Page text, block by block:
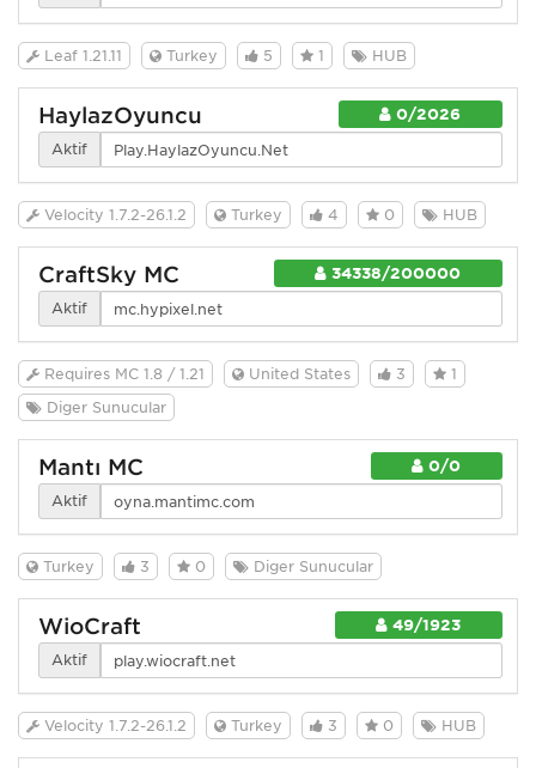
Leaf 1.21.11 Turkey 5 1 HUB
0/2026
HaylazOyuncu
Aktif
Velocity 1.7.2-26.1.2 Turkey 4 0 HUB
34338/200000
CraftSky MC
Aktif
Requires MC 1.8 / 1.21 United States 3
1
Diğer Sunucular
0/0
Mantı MC
Aktif
Turkey 3 0 Diğer Sunucular
49/1923
WioCraft
Aktif
Velocity 1.7.2-26.1.2 Turkey 3 0 HUB